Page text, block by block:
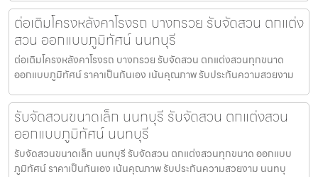
ต่อเติมโครงหลังคาโรงรถ บางกรวย รับจัดสวน ตกแต่ง
สวน ออกแบบภูมิทัศน์ นนทบุรี
ต่อเติมโครงหลังคาโรงรถ บางกรวย รับจัดสวน ตกแต่งสวนทุกขนาด
ออกแบบภูมิทัศน์ ราคาเป็นกันเอง เน้นคุณภาพ รับประกันความสวยงาม
รับจัดสวนขนาดเล็ก นนทบุรี รับจัดสวน ตกแต่งสวน
ออกแบบภูมิทัศน์ นนทบุรี
รับจัดสวนขนาดเล็ก นนทบุรี รับจัดสวน ตกแต่งสวนทุกขนาด ออกแบบ
ภูมิทัศน์ ราคาเป็นกันเอง เน้นคุณภาพ รับประกันความสวยงาม นนทบุ